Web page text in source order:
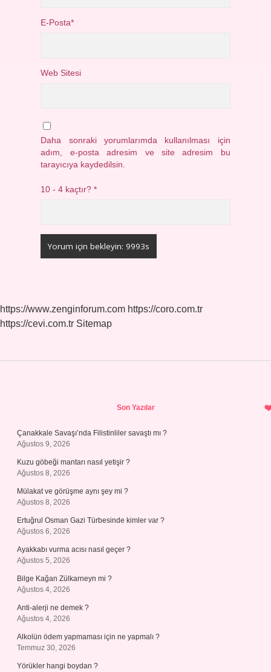
E-Posta*
Web Sitesi
Daha sonraki yorumlarımda kullanılması için
adım, e-posta adresim ve site adresim bu
tarayıcıya kaydedilsin.
10 - 4 kaçtır?*
https://www.zenginforum.com https://coro.com.tr
https://cevi.com.tr Sitemap
Son Yazılar
Çanakkale Savaşı’nda Filistinliler savaştı mı ?
Ağustos 9, 2026
Kuzu göbeği mantarı nasıl yetişir ?
Ağustos 8, 2026
Mülakat ve görüşme aynı şey mi ?
Ağustos 8, 2026
Ertuğrul Osman Gazi Türbesinde kimler var ?
Ağustos 6, 2026
Ayakkabı vurma acısı nasıl geçer ?
Ağustos 5, 2026
Bilge Kağan Zülkarneyn mi ?
Ağustos 4, 2026
Anti-alerji ne demek ?
Ağustos 4, 2026
Alkolün ödem yapmaması için ne yapmalı ?
Temmuz 30, 2026
Yörükler hangi boydan ?